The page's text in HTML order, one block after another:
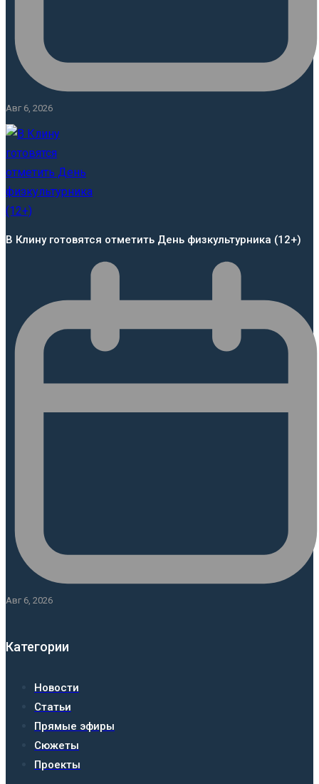
Авг 6, 2026
В Клину готовятся отметить День физкультурника (12+)
Авг 6, 2026
Категории
Новости
Статьи
Прямые эфиры
Сюжеты
Проекты